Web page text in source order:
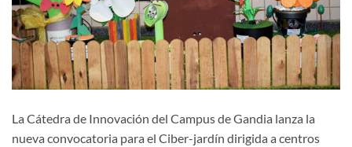
La Cátedra de Innovación del Campus de Gandia lanza la
nueva convocatoria para el Ciber-jardín dirigida a centros